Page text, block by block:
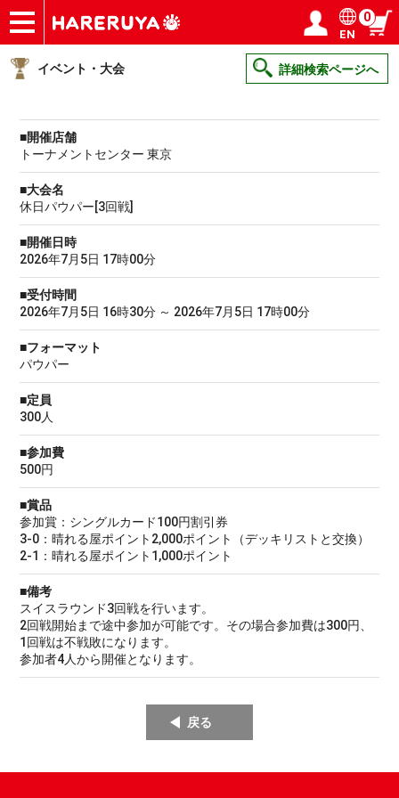
ショップ
買取
記事
デッキ検索
デッキ構築
選手一覧
店舗一覧
イベント
ヘルプ
お問い合わせ ログイン／会員登録
EN
0
イベント・大会 詳細検索ページへ
■開催店舗
トーナメントセンター 東京
■大会名
休日パウパー[3回戦]
■開催日時
2026年7月5日 17時00分
■受付時間
2026年7月5日 16時30分 ～ 2026年7月5日 17時00分
■フォーマット
パウパー
■定員
300人
■参加費
500円
■賞品
参加賞：シングルカード100円割引券
3-0：晴れる屋ポイント2,000ポイント（デッキリストと交換）
2-1：晴れる屋ポイント1,000ポイント
■備考
スイスラウンド3回戦を行います。
2回戦開始まで途中参加が可能です。その場合参加費は300円、
1回戦は不戦敗になります。
参加者4人から開催となります。
戻る